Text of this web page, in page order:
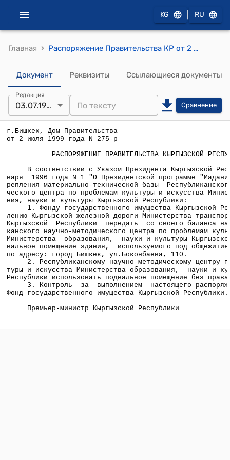
KG RU
Главная › Распоряжение Правительства КР от 2 июля 1999 года №275-р (О передаче административного здания)
Документ Реквизиты Ссылающиеся документы
Редакция
03.07.1999 Сравнение